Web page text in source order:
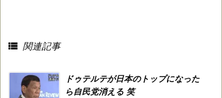
 関連記事
ドゥテルテが日本のトップになった
ら自民党消える 笑